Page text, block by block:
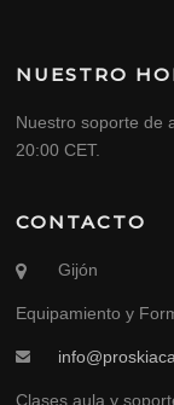
NUESTRO
Nuestro soporte de
20:00 CET.
CONTACTO
Gijón
Equipamiento y
Clases aula y